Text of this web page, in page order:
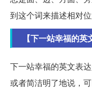
到这个词来描述相对位
【下一站幸福的英
下一站幸福的英文表
或者简洁明了地说，